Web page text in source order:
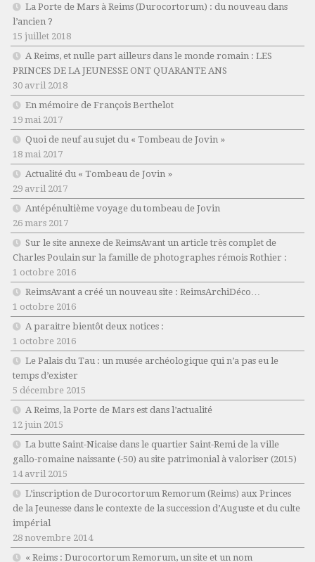
La Porte de Mars à Reims (Durocortorum) : du nouveau dans
l’ancien ?
15 juillet 2018
A Reims, et nulle part ailleurs dans le monde romain : LES
PRINCES DE LA JEUNESSE ONT QUARANTE ANS
30 avril 2018
En mémoire de François Berthelot
19 mai 2017
Quoi de neuf au sujet du « Tombeau de Jovin »
18 mai 2017
Actualité du « Tombeau de Jovin »
29 avril 2017
Antépénultième voyage du tombeau de Jovin
26 mars 2017
Sur le site annexe de ReimsAvant un article très complet de
Charles Poulain sur la famille de photographes rémois Rothier :
1 octobre 2016
ReimsAvant a créé un nouveau site : ReimsArchiDéco…
1 octobre 2016
A paraitre bientôt deux notices :
1 octobre 2016
Le Palais du Tau : un musée archéologique qui n’a pas eu le
temps d’exister
5 décembre 2015
A Reims, la Porte de Mars est dans l’actualité
12 juin 2015
La butte Saint-Nicaise dans le quartier Saint-Remi de la ville
gallo-romaine naissante (-50) au site patrimonial à valoriser (2015)
14 avril 2015
L’inscription de Durocortorum Remorum (Reims) aux Princes
de la Jeunesse dans le contexte de la succession d’Auguste et du culte
impérial
28 novembre 2014
« Reims : Durocortorum Remorum, un site et un nom